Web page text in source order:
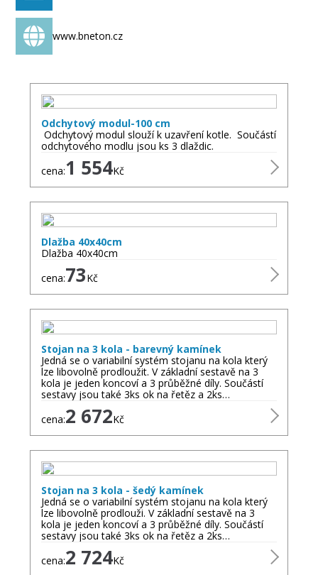
Velkoobchod, maloobchod - věci do domu i do
zahrady:
- zahradní krby, grily, příslušenství
- grilovací jehly
- rošty a jiné.
Zahradní užitková a ozdobná keramika, zahradní
sedací soupravy. Zahradní architektura.
www.bneton.cz
Odchytový modul-100 cm
Odchytový modul slouží k uzavření kotle. Součástí
odchytového modlu jsou ks 3 dlaždic.
cena:1 554Kč
Dlažba 40x40cm
Dlažba 40x40cm
cena:73Kč
Stojan na 3 kola - barevný kamínek
Jedná se o variabilní systém stojanu na kola který
lze libovolně prodloužit. V základní sestavě na 3
kola je jeden koncoví a 3 průběžné díly. Součástí
sestavy jsou také 3ks ok na řetěz a 2ks…
cena:2 672Kč
Stojan na 3 kola - šedý kamínek
Jedná se o variabilní systém stojanu na kola který
lze libovolně prodlouži. V základní sestavě na 3
kola je jeden koncoví a 3 průběžné díly. Součástí
sestavy jsou také 3ks ok na řetěz a 2ks…
cena:2 724Kč